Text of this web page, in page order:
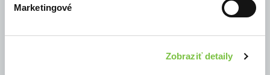
Marketingové
Zobraziť detaily